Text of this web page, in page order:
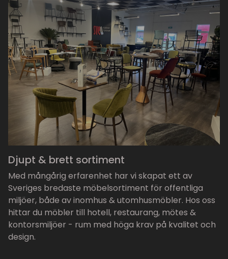
Djupt & brett sortiment
Med mångårig erfarenhet har vi skapat ett av
Sveriges bredaste möbelsortiment för offentliga
miljöer, både av inomhus & utomhusmöbler. Hos oss
hittar du möbler till hotell, restaurang, mötes &
kontorsmiljöer - rum med höga krav på kvalitet och
design.